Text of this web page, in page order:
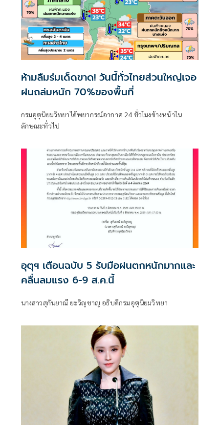
ห้ามลืมร่มเด็ดขาด! วันนี้ทั่วไทยส่วนใหญ่เจอ
ฝนถล่มหนัก 70%ของพื้นที่
กรมอุตุนิยมวิทยาได้พยากรณ์อากาศ 24 ชั่วโมงข้างหน้าใน
ลักษณะทั่วไป
อุตุฯ เตือนฉบับ 5 รับมือฝนตกหนักมากและ
คลื่นลมแรง 6-9 ส.ค.นี้
นางสาวสุกันยาณี ยะวิญชาญ อธิบดีกรมอุตุนิยมวิทยา